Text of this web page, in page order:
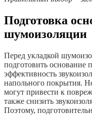
Подготовка
шумоизоляции
Перед укладкой
подготовить основание
эффективность
напольного покрытия.
могут привести к
также снизить
Поэтому,